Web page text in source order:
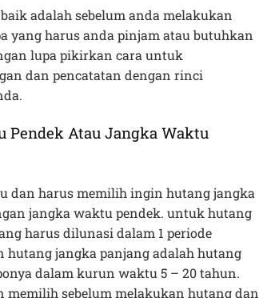
adalah sebelum anda melakukan
yang harus anda pinjam atau butuhkan
lupa pikirkan cara untuk
dan pencatatan dengan rinci
Atau Jangka Waktu
dan harus memilih ingin hutang jangka
jangka waktu pendek. untuk hutang
harus dilunasi dalam 1 periode
hutang jangka panjang adalah hutang
dalam kurun waktu 5 – 20 tahun.
sebelum melakukan hutang dan